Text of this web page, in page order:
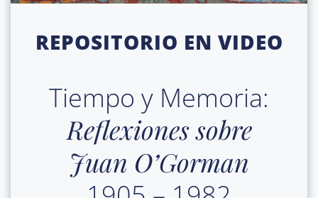
REPOSITORIO EN VIDEO
Tiempo y Memoria:
Reflexiones sobre
Juan O’Gorman